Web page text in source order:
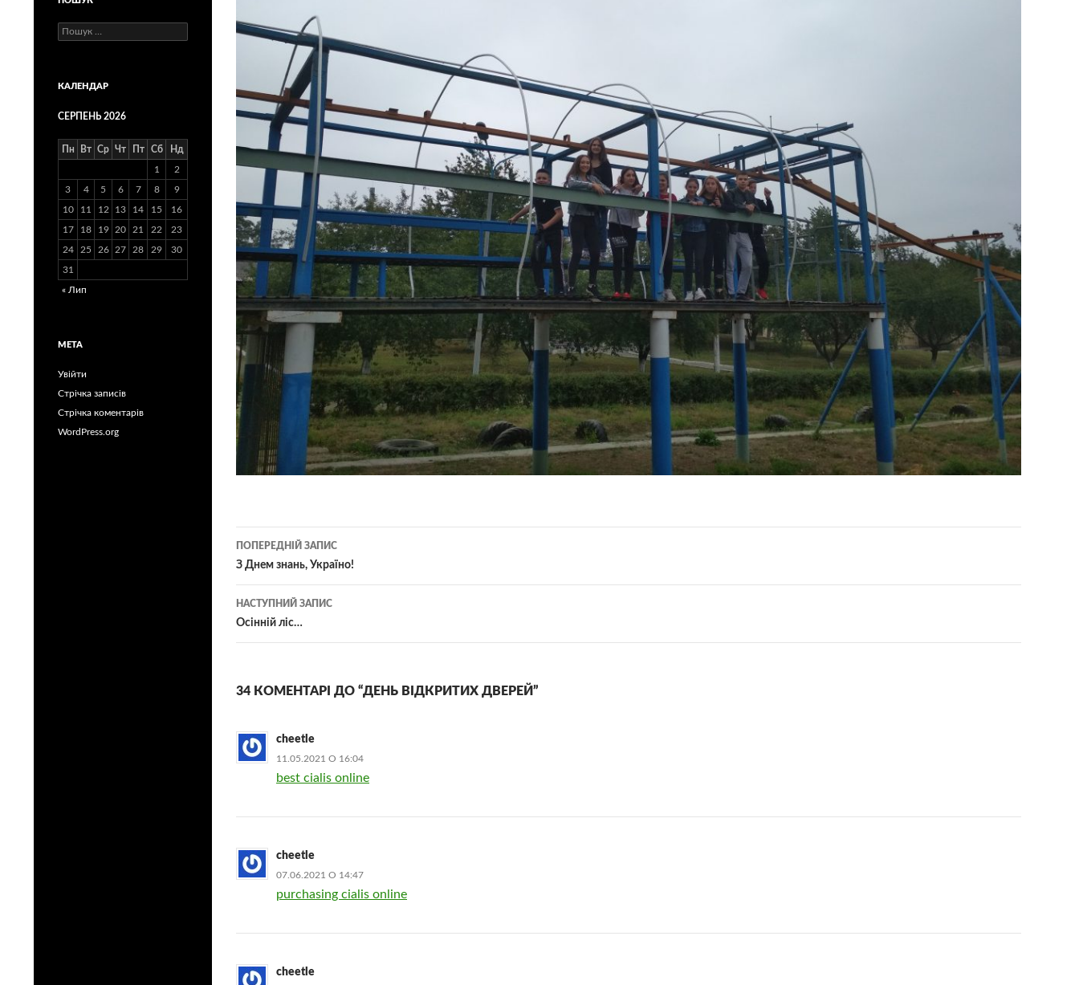
Навігація
по
записам
ПОПЕРЕДНІЙ ЗАПИС
З Днем знань, Україно!
НАСТУПНИЙ ЗАПИС
Осінній ліс…
34 КОМЕНТАРІ ДО “ДЕНЬ ВІДКРИТИХ ДВЕРЕЙ”
cheetle
11.05.2021 О 16:04
best cialis online
cheetle
07.06.2021 О 14:47
purchasing cialis online
cheetle
Пошук:
КАЛЕНДАР
СЕРПЕНЬ 2026
Пн Вт Ср Чт Пт Сб Нд
1 2
3 4 5 6 7 8 9
10 11 12 13 14 15 16
17 18 19 20 21 22 23
24 25 26 27 28 29 30
31
« Лип
МЕТА
Увійти
Стрічка записів
Стрічка коментарів
WordPress.org